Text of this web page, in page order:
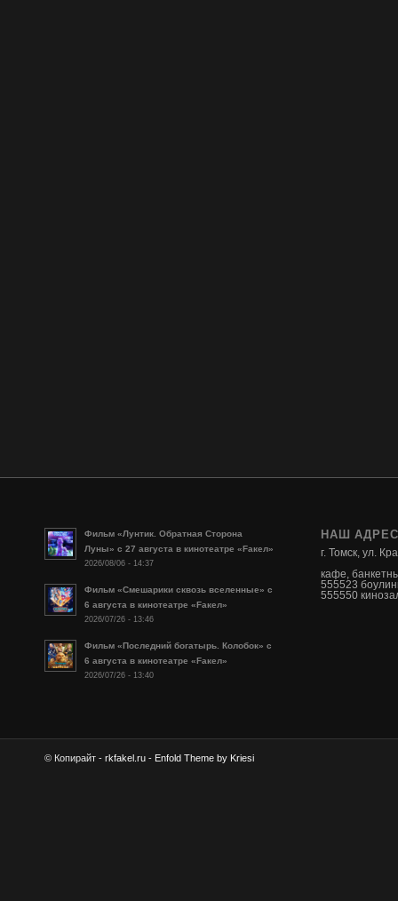
Фильм «Лунтик. Обратная Сторона
Луны» с 27 августа в кинотеатре «Fакел»
2026/08/06 - 14:37
Фильм «Смешарики сквозь вселенные» с
6 августа в кинотеатре «Fакел»
2026/07/26 - 13:46
Фильм «Последний богатырь. Колобок» с
6 августа в кинотеатре «Fакел»
2026/07/26 - 13:40
НАШ АДРЕС
г. Томск, ул.
кафе,
555523
555550
© Копирайт - rkfakel.ru - Enfold Theme by Kriesi